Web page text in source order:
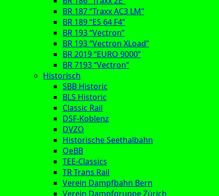
BR 187 “Traxx AC3 LM”
BR 189 “ES 64 F4”
BR 193 “Vectron”
BR 193 “Vectron XLoad”
BR 2019 “EURO 9000”
BR 7193 “Vectron”
Historisch
SBB Historic
BLS Historic
Classic Rail
DSF-Koblenz
DVZO
Historische Seethalbahn
OeBB
TEE-Classics
TR Trans Rail
Verein Dampfbahn Bern
Verein Dampfgruppe Zürich